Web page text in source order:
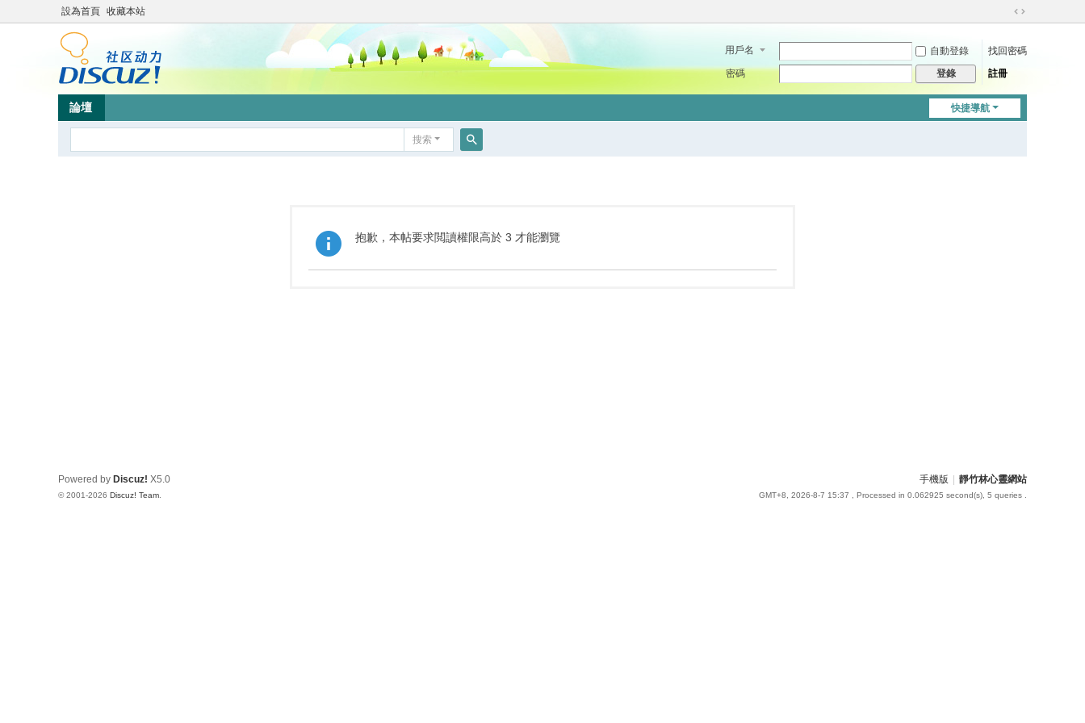
設為首頁 收藏本站
切
到
用戶名 自動登錄
找回密碼
密碼
登錄 註冊
快捷導航
論壇
搜索
抱歉，本帖要求閲讀權限高於 3 才能瀏覽
手機版 靜竹林心靈網站
GMT+8, 2026-8-7 15:37 , Processed in 0.062925 second(s), 5 queries .
Powered by Discuz! X5.0
© 2001-2026 Discuz! Team